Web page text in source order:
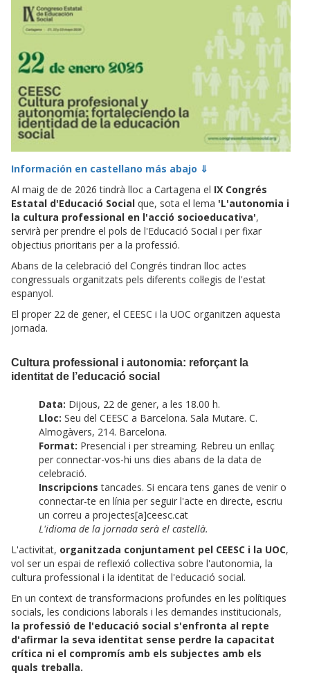
Información en castellano más abajo ⇓
Al maig de de 2026 tindrà lloc a Cartagena el IX Congrés
Estatal d'Educació Socialque, sota el lema 'L'autonomia i
la cultura professional en l'acció socioeducativa',
servirà per prendre el pols de l'Educació Social i per fixar
objectius prioritaris per a la professió.
Abans de la celebració del Congrés tindran lloc actes
congressuals organitzats pels diferents col·legis de l'estat
espanyol.
El proper 22 de gener, el CEESC i la UOC organitzen aquesta
jornada.
Cultura professional i autonomia: reforçant la
identitat de l’educació social
Data: Dijous, 22 de gener, a les 18.00 h.
Lloc:Seu del CEESC a Barcelona. Sala Mutare. C.
Almogàvers, 214. Barcelona.
Format: Presencial i per streaming. Rebreu un enllaç
per connectar-vos-hi uns dies abans de la data de
celebració.
Inscripcions tancades. Si encara tens ganes de venir o
connectar-te en línia per seguir l'acte en directe, escriu
un correu a projectes[a]ceesc.cat
L'idioma de la jornada serà el castellà.
L'activitat, organitzada conjuntament pel CEESC i la UOC,
vol ser un espai de reflexió col·lectiva sobre l'autonomia, la
cultura professional i la identitat de l'educació social.
En un context de transformacions profundes en les polítiques
socials, les condicions laborals i les demandes institucionals,
la professió de l'educació social s'enfronta al repte
d'afirmar la seva identitat sense perdre la capacitat
crítica ni el compromís amb els subjectes amb els
quals treballa.